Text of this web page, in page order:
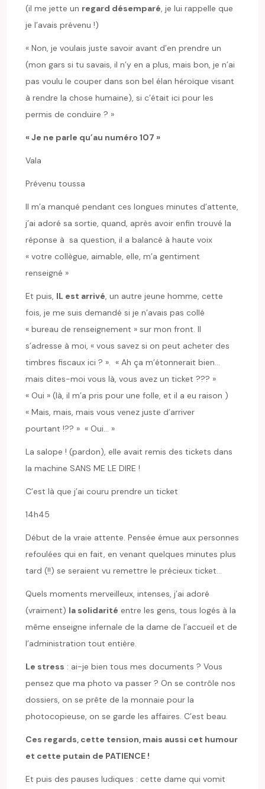
(il me jette un regard désemparé, je lui rappelle que
je l’avais prévenu !)
« Non, je voulais juste savoir avant d’en prendre un
(mon gars si tu savais, il n’y en a plus, mais bon, je n’ai
pas voulu le couper dans son bel élan héroïque visant
à rendre la chose humaine), si c’était ici pour les
permis de conduire ? »
« Je ne parle qu’au numéro 107 »
Vala
Prévenu toussa
Il m’a manqué pendant ces longues minutes d’attente,
j’ai adoré sa sortie, quand, après avoir enfin trouvé la
réponse à sa question, il a balancé à haute voix
« votre collègue, aimable, elle, m’a gentiment
renseigné »
Et puis, IL est arrivé, un autre jeune homme, cette
fois, je me suis demandé si je n’avais pas collé
« bureau de renseignement » sur mon front. Il
s’adresse à moi, « vous savez si on peut acheter des
timbres fiscaux ici ? ». « Ah ça m’étonnerait bien…
mais dites-moi vous là, vous avez un ticket ??? »
« Oui » (là, il m’a pris pour une folle, et il a eu raison )
« Mais, mais, mais vous venez juste d’arriver
pourtant !?? » « Oui… »
La salope ! (pardon), elle avait remis des tickets dans
la machine SANS ME LE DIRE !
C’est là que j’ai couru prendre un ticket
14h45
Début de la vraie attente. Pensée émue aux personnes
refoulées qui en fait, en venant quelques minutes plus
tard (!!) se seraient vu remettre le précieux ticket…
Quels moments merveilleux, intenses, j’ai adoré
(vraiment) la solidarité entre les gens, tous logés à la
même enseigne infernale de la dame de l’accueil et de
l’administration tout entière.
Le stress : ai-je bien tous mes documents ? Vous
pensez que ma photo va passer ? On se contrôle nos
dossiers, on se prête de la monnaie pour la
photocopieuse, on se garde les affaires. C’est beau.
Ces regards, cette tension, mais aussi cet humour
et cette putain de PATIENCE !
Et puis des pauses ludiques : cette dame qui vomit